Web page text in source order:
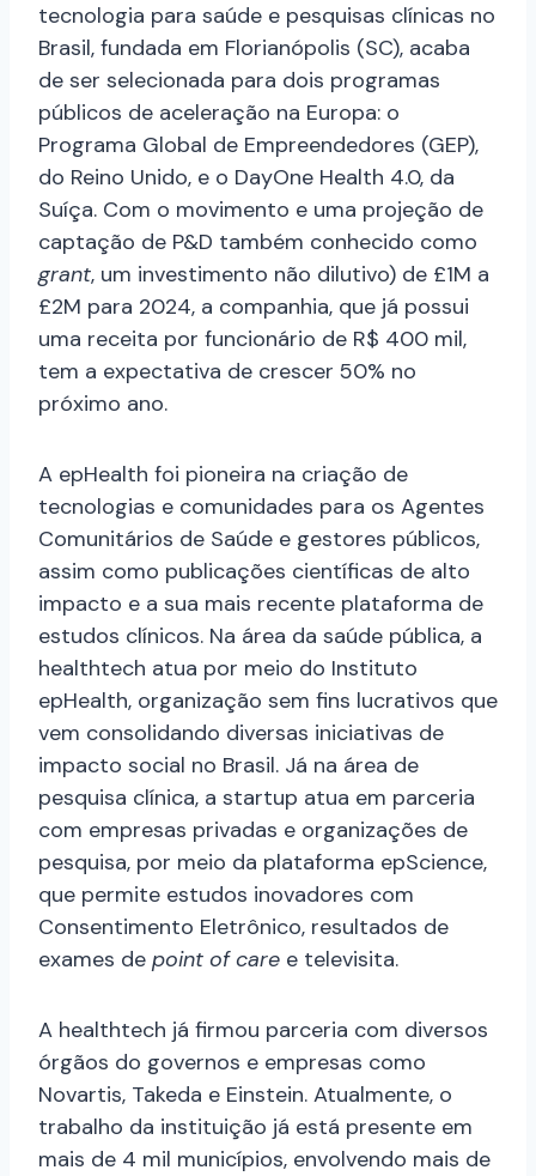
tecnologia para saúde e pesquisas clínicas no
Brasil, fundada em Florianópolis (SC), acaba
de ser selecionada para dois programas
públicos de aceleração na Europa: o
Programa Global de Empreendedores (GEP),
do Reino Unido, e o DayOne Health 4.0, da
Suíça. Com o movimento e uma projeção de
captação de P&D também conhecido como
grant, um investimento não dilutivo) de £1M a
£2M para 2024, a companhia, que já possui
uma receita por funcionário de R$ 400 mil,
tem a expectativa de crescer 50% no
próximo ano.
A epHealth foi pioneira na criação de
tecnologias e comunidades para os Agentes
Comunitários de Saúde e gestores públicos,
assim como publicações científicas de alto
impacto e a sua mais recente plataforma de
estudos clínicos. Na área da saúde pública, a
healthtech atua por meio do Instituto
epHealth, organização sem fins lucrativos que
vem consolidando diversas iniciativas de
impacto social no Brasil. Já na área de
pesquisa clínica, a startup atua em parceria
com empresas privadas e organizações de
pesquisa, por meio da plataforma epScience,
que permite estudos inovadores com
Consentimento Eletrônico, resultados de
exames de point of care e televisita.
A healthtech já firmou parceria com diversos
órgãos do governos e empresas como
Novartis, Takeda e Einstein. Atualmente, o
trabalho da instituição já está presente em
mais de 4 mil municípios, envolvendo mais de